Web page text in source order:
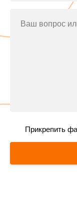
Ваш вопрос
Прикрепить